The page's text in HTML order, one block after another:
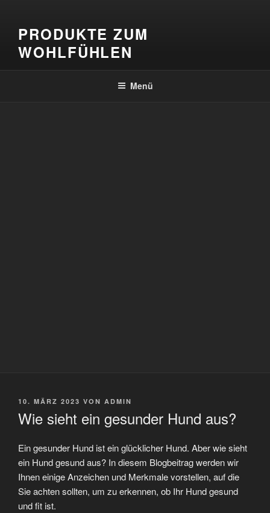
springenPRODUKTE ZUM
WOHLFÜHLEN
Menü
VERÖFFENTLICHT
10. MÄRZ 2023 VON ADMIN
Wie sieht ein gesunder Hund aus?
Ein gesunder Hund ist ein glücklicher Hund. Aber wie sieht
ein Hund gesund aus? In diesem Blogbeitrag werden wir
Ihnen einige Anzeichen und Merkmale vorstellen, auf die
Sie achten sollten, um zu erkennen, ob Ihr Hund gesund
und fit ist.